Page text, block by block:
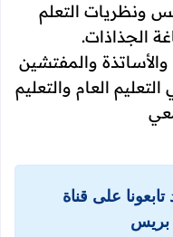
ونظريات التعلم
الجذاذات.
والمفتشين
العام والتعليم
على قناة
بريس